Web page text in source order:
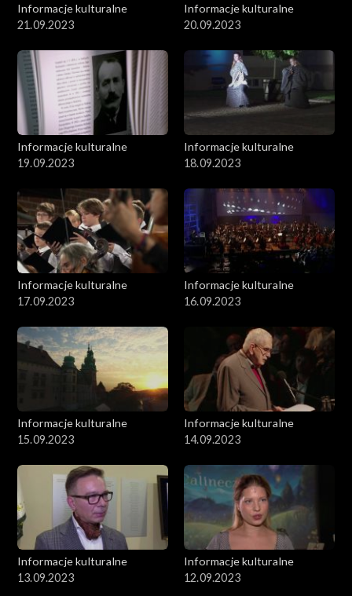
Informacje kulturalne
21.09.2023
Informacje kulturalne
20.09.2023
Informacje kulturalne
19.09.2023
Informacje kulturalne
18.09.2023
Informacje kulturalne
17.09.2023
Informacje kulturalne
16.09.2023
Informacje kulturalne
15.09.2023
Informacje kulturalne
14.09.2023
Informacje kulturalne
13.09.2023
Informacje kulturalne
12.09.2023